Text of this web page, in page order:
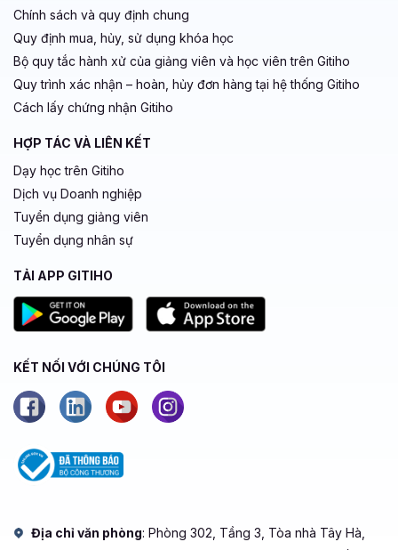
Chính sách và quy định chung
Quy định mua, hủy, sử dụng khóa học
Bộ quy tắc hành xử của giảng viên và học viên trên Gitiho
Quy trình xác nhận – hoàn, hủy đơn hàng tại hệ thống Gitiho
Cách lấy chứng nhận Gitiho
HỢP TÁC VÀ LIÊN KẾT
Dạy học trên Gitiho
Dịch vụ Doanh nghiệp
Tuyển dụng giảng viên
Tuyển dụng nhân sự
TẢI APP GITIHO
KẾT NỐI VỚI CHÚNG TÔI
Địa chỉ văn phòng: Phòng 302, Tầng 3, Tòa nhà Tây Hà,